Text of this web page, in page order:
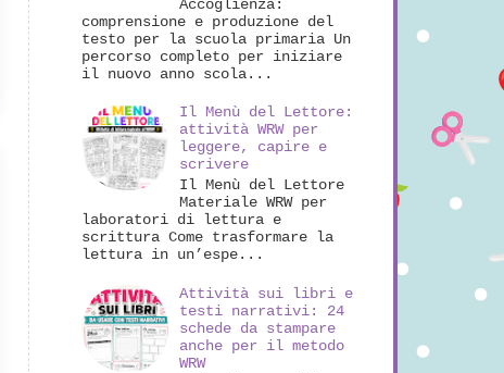
Accoglienza:
comprensione e produzione del
testo per la scuola primaria Un
percorso completo per iniziare
il nuovo anno scola...
Il Menù del Lettore:
attività WRW per
leggere, capire e
scrivere
Il Menù del Lettore
Materiale WRW per
laboratori di lettura e
scrittura Come trasformare la
lettura in un’espe...
Attività sui libri e
testi narrativi: 24
schede da stampare
anche per il metodo
WRW